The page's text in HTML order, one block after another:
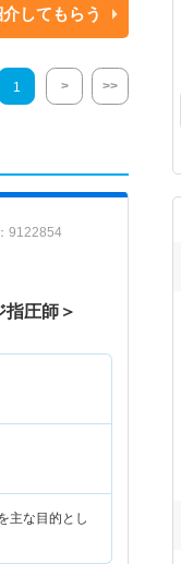
してもらう
1 > >>
9122854
指圧師＞
主な目的とし